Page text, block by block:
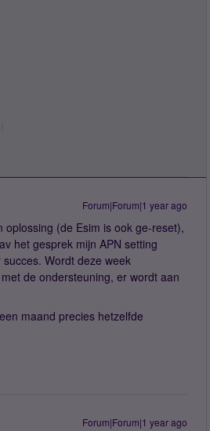
Forum|Forum|1 year ago
(de Esim is ook ge-reset),
het gesprek mijn APN setting
Wordt deze week
de ondersteuning, er wordt aan
maand precies hetzelfde
Forum|Forum|1 year ago